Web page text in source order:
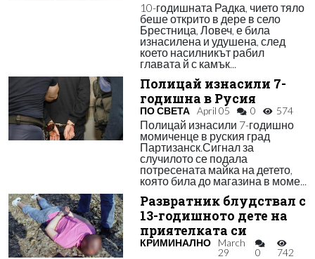
10-годишната Радка, чието тяло
беше открито в дере в село
Брестница, Ловеч, е била
изнасилена и удушена, след
което насилникът рабил
главата й с камък...
Полицай изнасили 7-
годишна в Русия
ПО СВЕТА April 05 0 574
Полицай изнасили 7-годишно
момиченце в руския град
Партизанск.Сигнал за
случилото се подала
потресената майка на детето,
която била до магазина в моме...
Развратник блудствал с
13-годишното дете на
приятелката си
КРИМИНАЛНО
March
29
0 742